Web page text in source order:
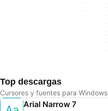
Top descargas
Cursores y fuentes para Windows
Arial Narrow 7